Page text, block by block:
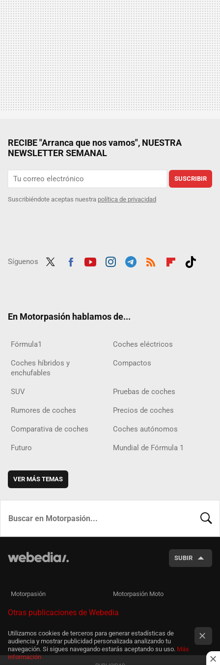
RECIBE "Arranca que nos vamos", NUESTRA
NEWSLETTER SEMANAL
SUSCRIBIR
Suscribiéndote aceptas nuestra política de privacidad
Síguenos
En Motorpasión hablamos de...
Fórmula1 Coches eléctricos
Coches híbridos y
enchufables
Compactos
SUV Pruebas de coches
Rumores de coches Precios de coches
Comparativa de coches Coches autónomos
Futuro Mundial de Fórmula 1
VER MÁS TEMAS
SUBIR
Motorpasión Motorpasión Moto
Otras publicaciones de Webedia
Utilizamos cookies de terceros para generar estadísticas de
audiencia y mostrar publicidad personalizada analizando tu
navegación. Si sigues navegando estarás aceptando su uso. Más
información